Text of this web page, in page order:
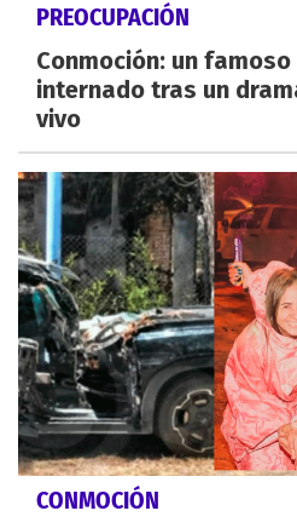
PREOCUPACIÓN
Conmoción: un
internado tras un
vivo
CONMOCIÓN